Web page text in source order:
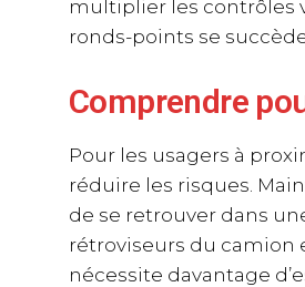
multiplier les contrôles
ronds-points se
Comprendre
Pour les usagers à
réduire les risques.
de se retrouver dans
rétroviseurs du camion
nécessite davantage